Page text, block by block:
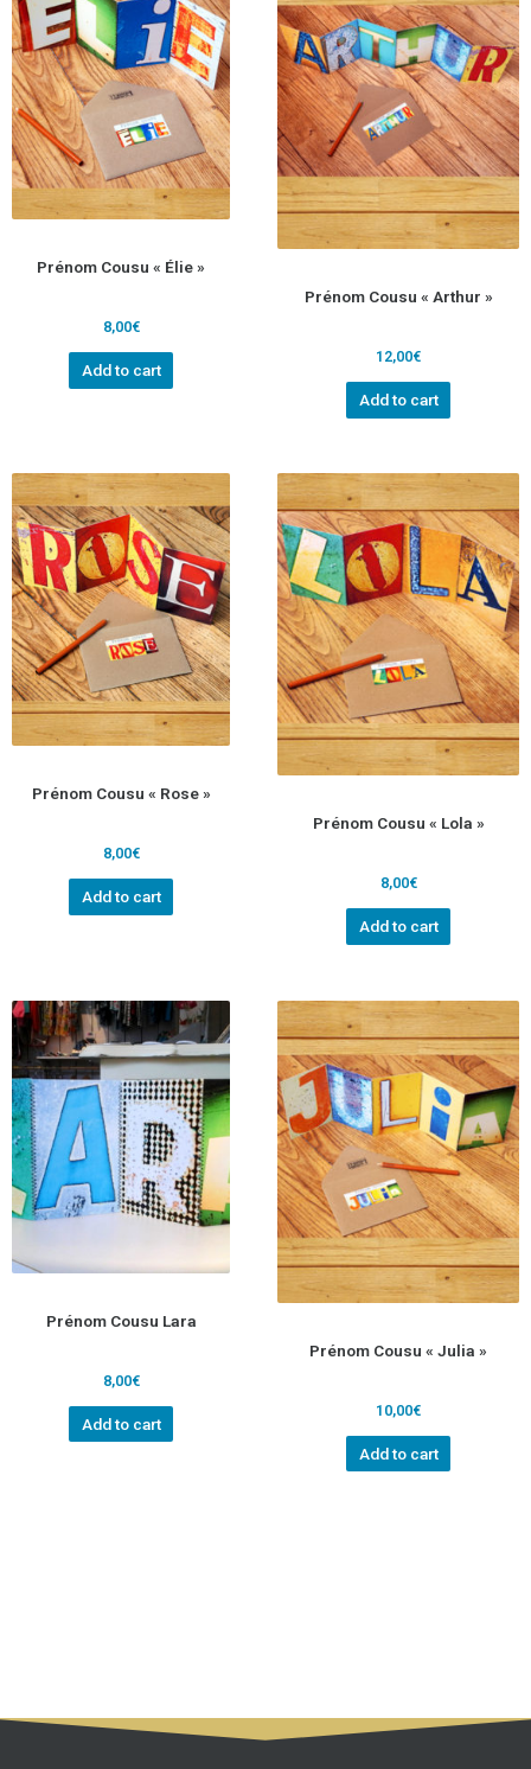
Prénom Cousu « Élie »
8,00€
Add to cart
Prénom Cousu « Arthur »
12,00€
Add to cart
Prénom Cousu « Rose »
8,00€
Add to cart
Prénom Cousu « Lola »
8,00€
Add to cart
Prénom Cousu Lara
8,00€
Add to cart
Prénom Cousu « Julia »
10,00€
Add to cart